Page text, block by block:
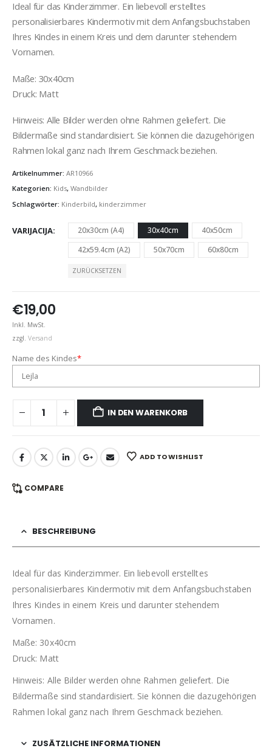
Ideal für das Kinderzimmer. Ein liebevoll erstelltes
personalisierbares Kindermotiv mit dem Anfangsbuchstaben
Ihres Kindes in einem Kreis und dem darunter stehendem
Vornamen.
Maße: 30x40cm
Druck: Matt
Hinweis: Alle Bilder werden ohne Rahmen geliefert. Die
Bildermaße sind standardisiert. Sie können die dazugehörigen
Rahmen lokal ganz nach Ihrem Geschmack beziehen.
Artikelnummer: AR10966
Kategorien: Kids, Wandbilder
Schlagwörter: Kinderbild, kinderzimmer
VARIJACIJA 20x30cm (A4) 30x40cm
40x50cm
42x59.4cm (A2)
50x70cm 60x80cm
ZURÜCKSETZEN
€19,00
Inkl. MwSt.
zzgl. Versand
Name des Kindes*
IN DEN WARENKORB
ADD TO WISHLIST
COMPARE
BESCHREIBUNG
Ideal für das Kinderzimmer. Ein liebevoll erstelltes
personalisierbares Kindermotiv mit dem Anfangsbuchstaben
Ihres Kindes in einem Kreis und darunter stehendem
Vornamen.
Maße: 30x40cm
Druck: Matt
Hinweis: Alle Bilder werden ohne Rahmen geliefert. Die
Bildermaße sind standardisiert. Sie können die dazugehörigen
Rahmen lokal ganz nach Ihrem Geschmack beziehen.
ZUSÄTZLICHE INFORMATIONEN